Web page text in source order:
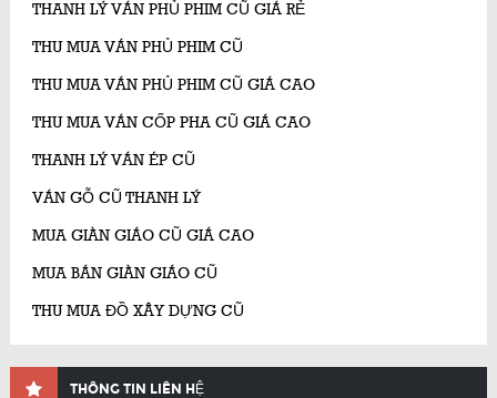
THANH LÝ VÁN PHỦ PHIM CŨ GIÁ RẺ
THU MUA VÁN PHỦ PHIM CŨ
THU MUA VÁN PHỦ PHIM CŨ GIÁ CAO
THU MUA VÁN CỐP PHA CŨ GIÁ CAO
THANH LÝ VÁN ÉP CŨ
VÁN GỖ CŨ THANH LÝ
MUA GIÀN GIÁO CŨ GIÁ CAO
MUA BÁN GIÀN GIÁO CŨ
THU MUA ĐỒ XÂY DỰNG CŨ
THÔNG TIN LIÊN HỆ